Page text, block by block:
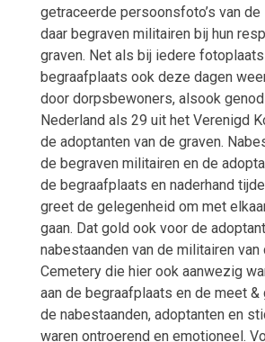
getraceerde persoonsfoto’s van de
daar begraven militairen bij hun
graven. Net als bij iedere
begraafplaats ook deze dagen
door dorpsbewoners, alsook
Nederland als 29 uit het Verenigd
de adoptanten van de graven.
de begraven militairen en de
de begraafplaats en naderhand
greet de gelegenheid om met
gaan. Dat gold ook voor de
nabestaanden van de militairen van
Cemetery die hier ook aanwezig
aan de begraafplaats en de meet
de nabestaanden, adoptanten en
waren ontroerend en emotioneel.